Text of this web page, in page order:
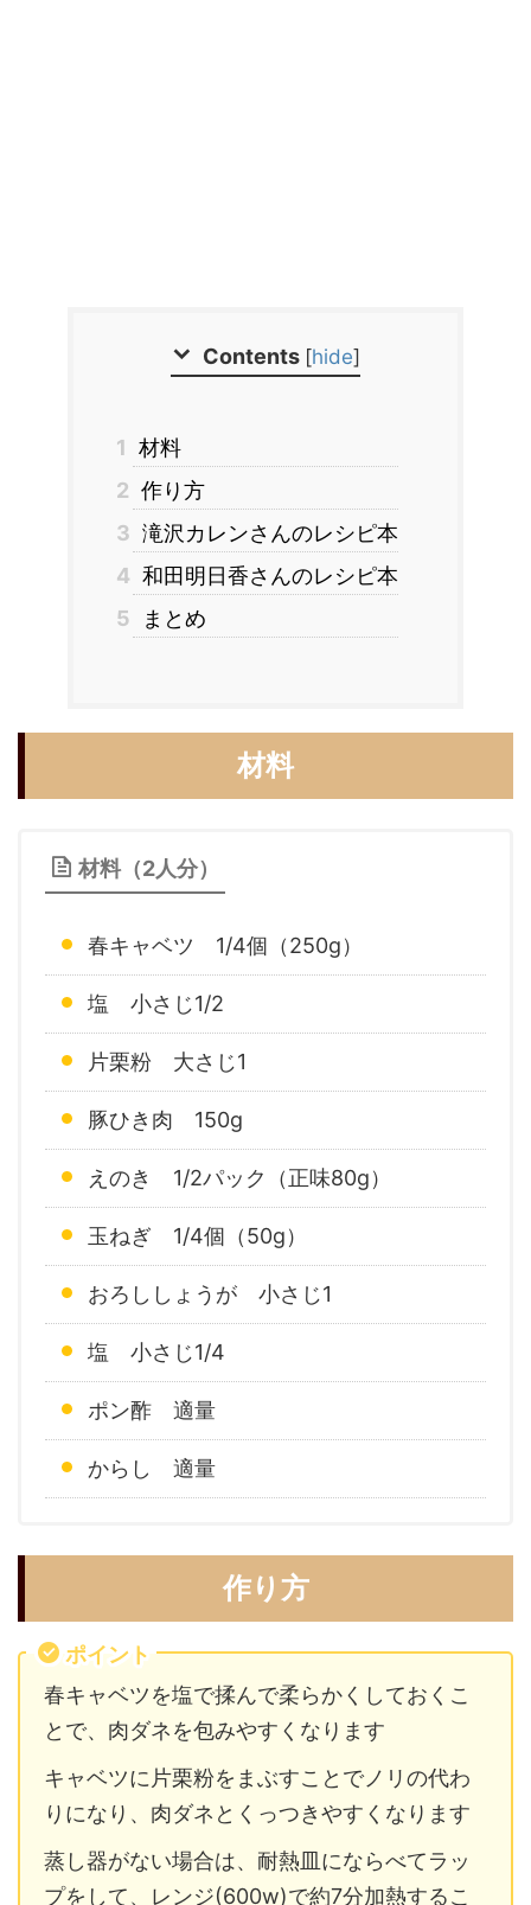
Contents [hide]
1 材料
2 作り方
3 滝沢カレンさんのレシピ本
4 和田明日香さんのレシピ本
5
まとめ
材料
材料（2人分）
春キャベツ 1/4個（250g）
塩 小さじ1/2
片栗粉 大さじ1
豚ひき肉 150g
えのき 1/2パック（正味80g）
玉ねぎ 1/4個（50g）
おろししょうが 小さじ1
塩 小さじ1/4
ポン酢 適量
からし 適量
作り方
ポイント
春キャベツを塩で揉んで柔らかくしておくこ
とで、肉ダネを包みやすくなります
キャベツに片栗粉をまぶすことでノリの代わ
りになり、肉ダネとくっつきやすくなります
蒸し器がない場合は、耐熱皿にならべてラッ
プをして、レンジ(600w)で約7分加熱するこ